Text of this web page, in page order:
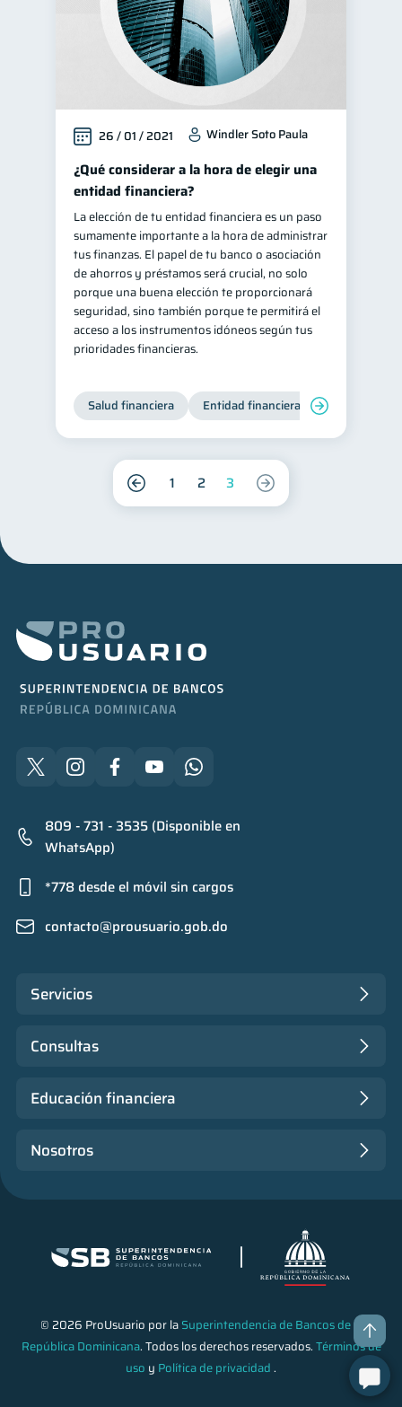
26 / 01 / 2021 Windler Soto Paula
¿Qué considerar a la hora de elegir una
entidad financiera?
La elección de tu entidad financiera es un paso
sumamente importante a la hora de administrar
tus finanzas. El papel de tu banco o asociación
de ahorros y préstamos será crucial, no solo
porque una buena elección te proporcionará
seguridad, sino también porque te permitirá el
acceso a los instrumentos idóneos según tus
prioridades financieras.
Salud financiera Entidad financiera
1 2 3
© 2026 ProUsuario por laSuperintendencia de Bancos de la
República Dominicana. Todos los derechos reservados.Términos de
uso y Política de privacidad.
809 - 731 - 3535 (Disponible en
WhatsApp)
*778 desde el móvil sin cargos
contacto@prousuario.gob.do
Servicios
Consultas
Educación financiera
Nosotros